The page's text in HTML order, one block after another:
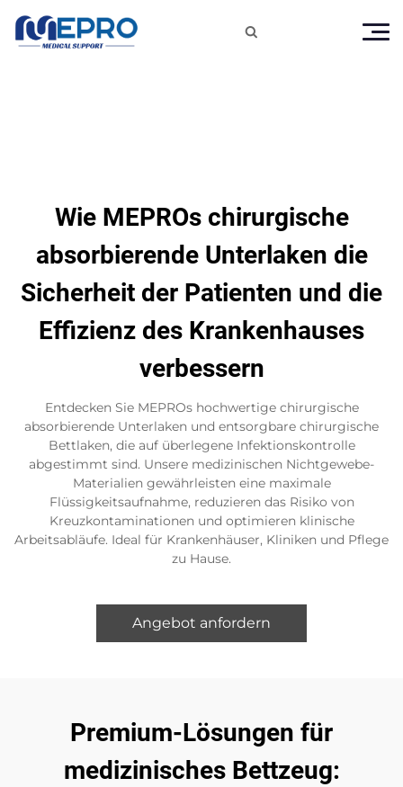

Wie MEPROs chirurgische
absorbierende Unterlaken die
Sicherheit der Patienten und die
Effizienz des Krankenhauses
verbessern
Entdecken Sie MEPROs hochwertige chirurgische
absorbierende Unterlaken und entsorgbare chirurgische
Bettlaken, die auf überlegene Infektionskontrolle
abgestimmt sind. Unsere medizinischen Nichtgewebe-
Materialien gewährleisten eine maximale
Flüssigkeitsaufnahme, reduzieren das Risiko von
Kreuzkontaminationen und optimieren klinische
Arbeitsabläufe. Ideal für Krankenhäuser, Kliniken und Pflege
zu Hause.
Angebot anfordern
Premium-Lösungen für
medizinisches Bettzeug: